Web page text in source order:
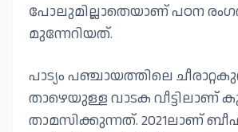
പോലുമില്ലാതെയാണ് പഠന
മുന്നേറിയത്.
പാട്യം പഞ്ചായത്തിലെ
താഴെയുള്ള വാടക വീട്ടിലാണ്
താമസിക്കുന്നത്. 2021ലാണ്